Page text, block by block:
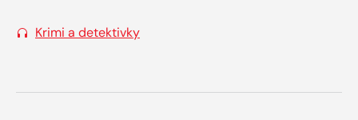
Krimi a detektivky